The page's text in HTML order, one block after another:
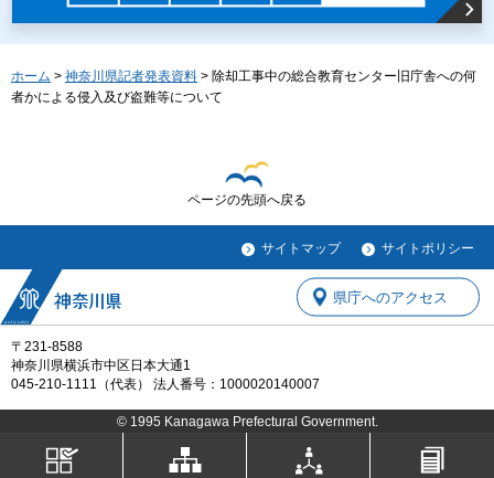
ホーム > 神奈川県記者発表資料 > 除却工事中の総合教育センター旧庁舎への何
者かによる侵入及び盗難等について
ページの先頭へ戻る
サイトマップ サイトポリシー
〒231-8588
神奈川県横浜市中区日本大通1
045-210-1111（代表） 法人番号：1000020140007
県庁へのアクセス
© 1995 Kanagawa Prefectural Government.